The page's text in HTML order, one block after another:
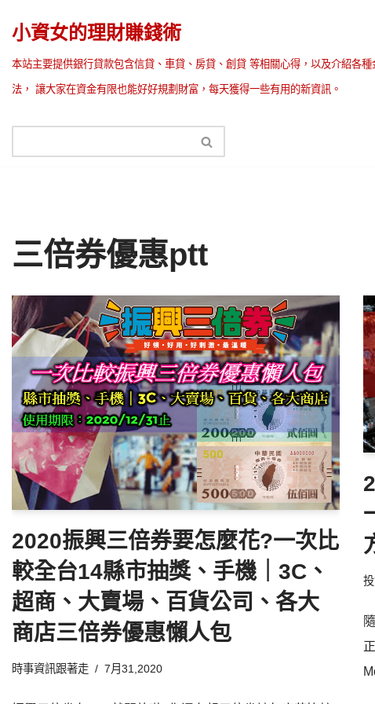
Skip
to
content
小資女的理財賺錢術
本站主要提供銀行貸款包含信貸、車貸、房貸、創貸 等相關心得，以及介紹各
法， 讓大家在資金有限也能好好規劃財富，每天獲得一些有用的新資訊。
三倍券優惠ptt
2020振興三倍券要怎麼花?一次比
較全台14縣市抽獎、手機｜3C、
超商、大賣場、百貨公司、各大
商店三倍券優惠懶人包
時事資訊跟著走 7月31,2020